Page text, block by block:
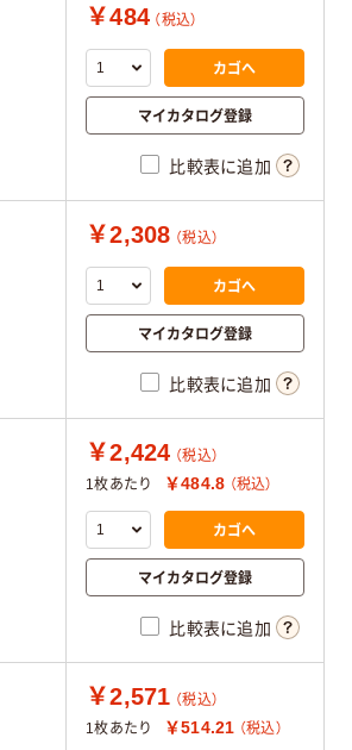
￥484 （税込）
カゴへ
マイカタログ登録
比較表に追加
￥2,308 （税込）
カゴへ
マイカタログ登録
比較表に追加
￥2,424 （税込）
1枚あたり
￥484.8 （税込）
カゴへ
マイカタログ登録
比較表に追加
￥2,571 （税込）
1枚あたり
￥514.21 （税込）